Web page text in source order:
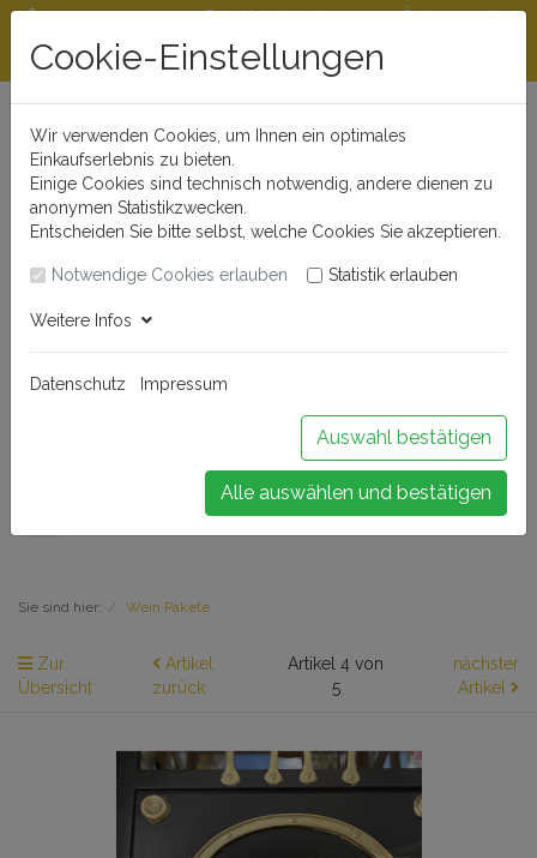
Beratungshotline
0721 - 830 777 0
Rabattstaffeln ab
300 €
Öffnungszeiten
Buchen Sie Ihr Weinseminar!
Sie sind hier: Wein Pakete
Zur
Übersicht
Artikel
zurück
Artikel 4 von
5
nächster
Artikel
Cookie-Einstellungen
Wir verwenden Cookies, um Ihnen ein optimales
Einkaufserlebnis zu bieten.
Einige Cookies sind technisch notwendig, andere dienen zu
anonymen Statistikzwecken.
Entscheiden Sie bitte selbst, welche Cookies Sie akzeptieren.
Notwendige Cookies erlauben Statistik erlauben
Weitere Infos
Datenschutz Impressum
Auswahl bestätigen
Alle auswählen und bestätigen